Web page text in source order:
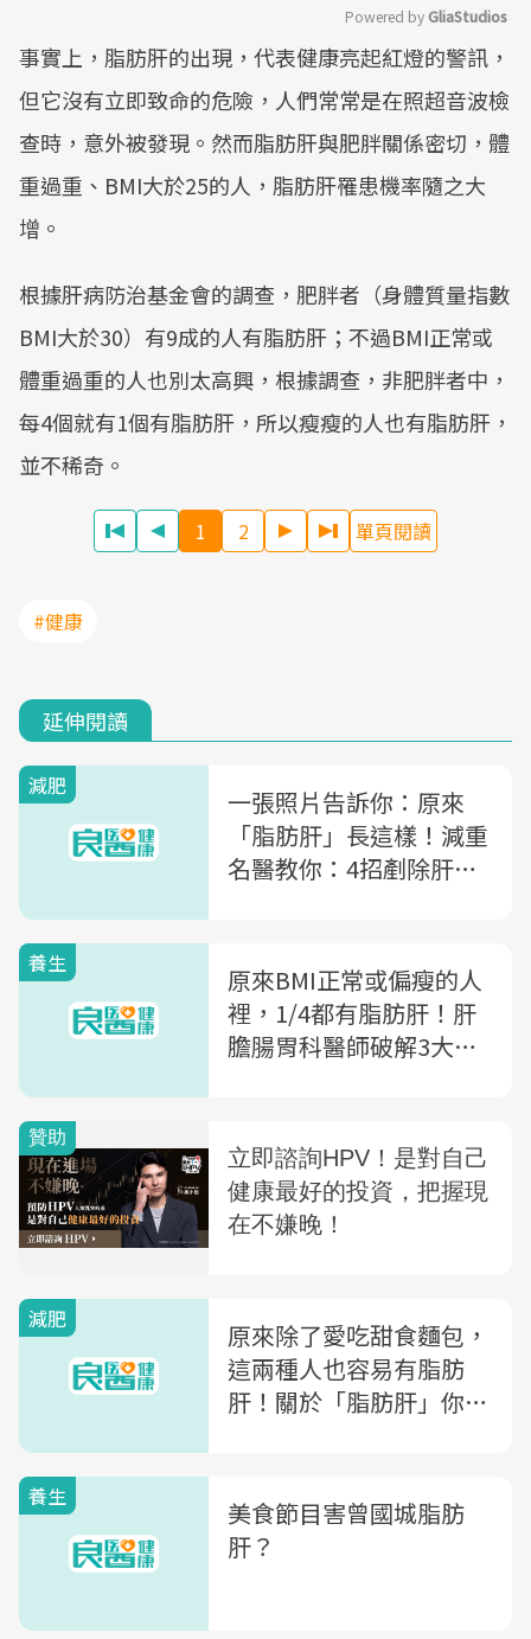
Mute
Powered by GliaStudios
事實上，脂肪肝的出現，代表健康亮起紅燈的警訊，
但它沒有立即致命的危險，人們常常是在照超音波檢
查時，意外被發現。然而脂肪肝與肥胖關係密切，體
重過重、BMI大於25的人，脂肪肝罹患機率隨之大
增。
根據肝病防治基金會的調查，肥胖者（身體質量指數
BMI大於30）有9成的人有脂肪肝；不過BMI正常或
體重過重的人也別太高興，根據調查，非肥胖者中，
每4個就有1個有脂肪肝，所以瘦瘦的人也有脂肪肝，
並不稀奇。
1 2 單頁閱讀
#健康
延伸閱讀
減肥
一張照片告訴你：原來
「脂肪肝」長這樣！減重
名醫教你：4招剷除肝包
養生
原來BMI正常或偏瘦的人
裡，1/4都有脂肪肝！肝
膽腸胃科醫師破解3大迷
減肥
原來除了愛吃甜食麵包，
這兩種人也容易有脂肪
肝！關於「脂肪肝」你該
養生
美食節目害曾國城脂肪
肝？